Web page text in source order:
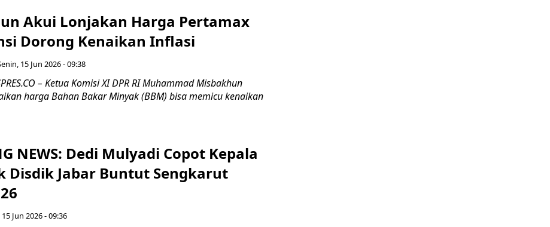
Akui Lonjakan Harga Pertamax
Dorong Kenaikan Inflasi
15 Jun 2026 - 09:38
– Ketua Komisi XI DPR RI Muhammad Misbakhun
harga Bahan Bakar Minyak (BBM) bisa memicu kenaikan
NEWS: Dedi Mulyadi Copot Kepala
Disdik Jabar Buntut Sengkarut
Jun 2026 - 09:36